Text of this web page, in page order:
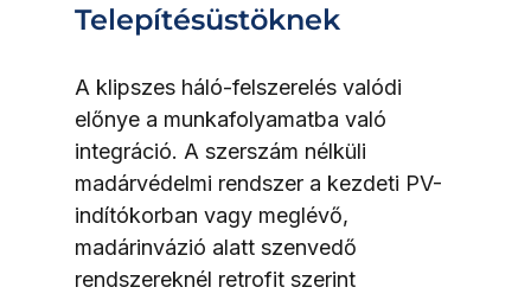
Telepítésüstöknek
A klipszes háló-felszerelés valódi
előnye a munkafolyamatba való
integráció. A szerszám nélküli
madárvédelmi rendszer a kezdeti PV-
indítókorban vagy meglévő,
madárinvázió alatt szenvedő
rendszereknél retrofit szerint